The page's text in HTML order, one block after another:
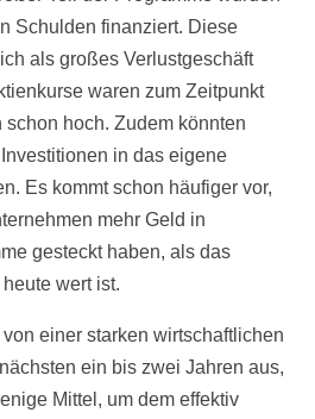
Schulden finanziert. Diese
als großes Verlustgeschäft
waren zum Zeitpunkt
hoch. Zudem könnten
in das eigene
Es kommt schon häufiger vor,
mehr Geld in
gesteckt haben, als das
wert ist.
einer starken wirtschaftlichen
ein bis zwei Jahren aus,
Mittel, um dem effektiv